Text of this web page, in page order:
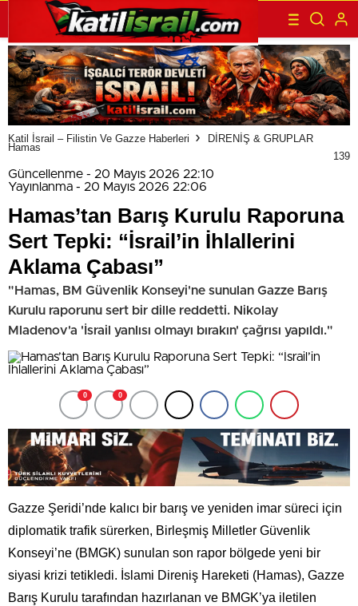
Katil İsrail – Filistin Ve Gazze Haberleri DİRENİŞ & GRUPLAR
Hamas
139
Güncellenme - 20 Mayıs 2026 22:10
Yayınlanma - 20 Mayıs 2026 22:06
Hamas’tan Barış Kurulu Raporuna
Sert Tepki: “İsrail’in İhlallerini
Aklama Çabası”
"Hamas, BM Güvenlik Konseyi'ne sunulan Gazze Barış
Kurulu raporunu sert bir dille reddetti. Nikolay
Mladenov'a 'İsrail yanlısı olmayı bırakın' çağrısı yapıldı."
0 0
Gazze Şeridi’nde kalıcı bir barış ve yeniden imar süreci için
diplomatik trafik sürerken, Birleşmiş Milletler Güvenlik
Konseyi’ne (BMGK) sunulan son rapor bölgede yeni bir
siyasi krizi tetikledi. İslami Direniş Hareketi (Hamas), Gazze
Barış Kurulu tarafından hazırlanan ve BMGK’ya iletilen